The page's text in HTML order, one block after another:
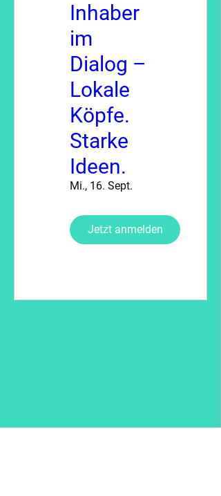
Inhaber
im
Dialog –
Lokale
Köpfe.
Starke
Ideen.
Mi., 16. Sept.
Jetzt anmelden